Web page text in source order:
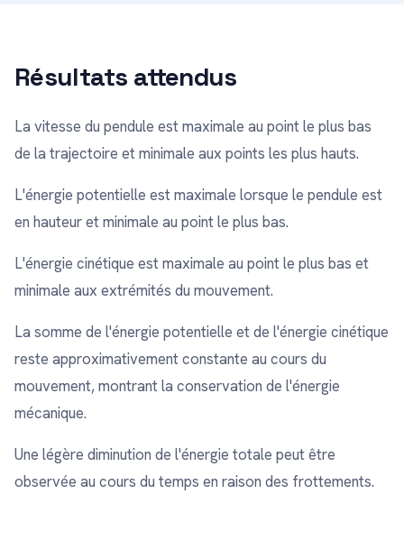
Résultats attendus
La vitesse du pendule est maximale au point le plus bas
de la trajectoire et minimale aux points les plus hauts.
L'énergie potentielle est maximale lorsque le pendule est
en hauteur et minimale au point le plus bas.
L'énergie cinétique est maximale au point le plus bas et
minimale aux extrémités du mouvement.
La somme de l'énergie potentielle et de l'énergie cinétique
reste approximativement constante au cours du
mouvement, montrant la conservation de l'énergie
mécanique.
Une légère diminution de l'énergie totale peut être
observée au cours du temps en raison des frottements.